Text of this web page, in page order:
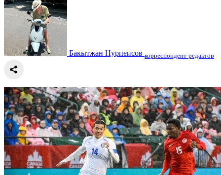
Бакытжан Нурпеисов корреспондент-редактор